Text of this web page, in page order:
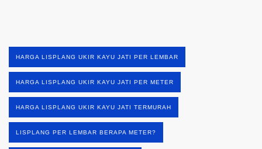
HARGA LISPLANG UKIR KAYU JATI PER LEMBAR
HARGA LISPLANG UKIR KAYU JATI PER METER
HARGA LISPLANG UKIR KAYU JATI TERMURAH
LISPLANG PER LEMBAR BERAPA METER?